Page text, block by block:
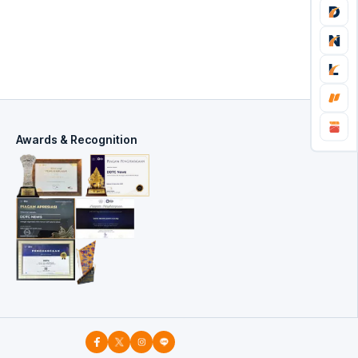
Awards & Recognition